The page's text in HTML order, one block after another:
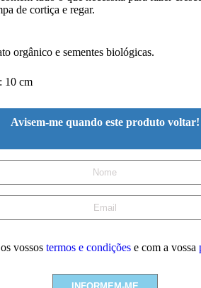
de cortiça e regar.
orgânico e sementes biológicas.
10 cm
Avisem-me quando este produto voltar!
vossos termos e condições e com a vossa